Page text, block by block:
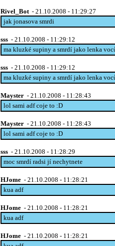
Rivel_Bot - 21.10.2008 - 11:29:27
jak jonasova smrdi
sss - 21.10.2008 - 11:29:12
ma kluzké supiny a smrdí jako lenka
sss - 21.10.2008 - 11:29:12
ma kluzké supiny a smrdí jako lenka
Mayster - 21.10.2008 - 11:28:43
lol sami adf coje to :D
Mayster - 21.10.2008 - 11:28:43
lol sami adf coje to :D
sss - 21.10.2008 - 11:28:29
moc smrdí radsi jí nechytnete
HJome - 21.10.2008 - 11:28:21
kua adf
HJome - 21.10.2008 - 11:28:21
kua adf
HJome - 21.10.2008 - 11:28:21